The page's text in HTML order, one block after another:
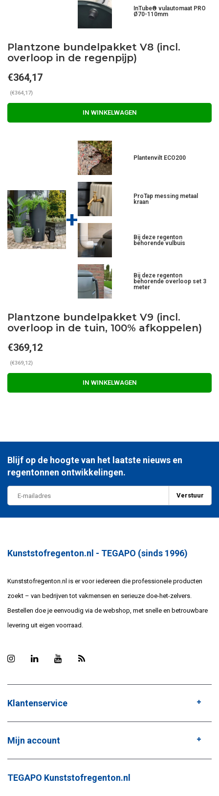
InTube® vulautomaat PRO
Ø70-110mm
Plantzone bundelpakket V8 (incl.
overloop in de regenpijp)
€364,17
(€364,17)
IN WINKELWAGEN
+
Plantenvilt ECO200
ProTap messing metaal
kraan
Bij deze regenton
behorende vulbuis
Bij deze regenton
behorende overloop set 3
meter
Plantzone bundelpakket V9 (incl.
overloop in de tuin, 100% afkoppelen)
€369,12
(€369,12)
IN WINKELWAGEN
Blijf op de hoogte van het laatste nieuws en
regentonnen ontwikkelingen.
Verstuur
Kunststofregenton.nl - TEGAPO (sinds 1996)
Kunststofregenton.nl is er voor iedereen die professionele producten
zoekt – van bedrijven tot vakmensen en serieuze doe-het-zelvers.
Bestellen doe je eenvoudig via de webshop, met snelle en betrouwbare
levering uit eigen voorraad.
Klantenservice
Mijn account
TEGAPO Kunststofregenton.nl